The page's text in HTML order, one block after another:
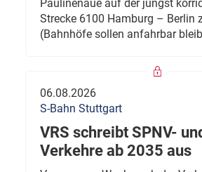
Paulinenaue auf der jüngst
Strecke 6100 Hamburg – Berlin
(Bahnhöfe sollen anfahrbar
06.08.2026
S-Bahn Stuttgart
VRS schreibt SPNV-
Verkehre ab 2035 aus